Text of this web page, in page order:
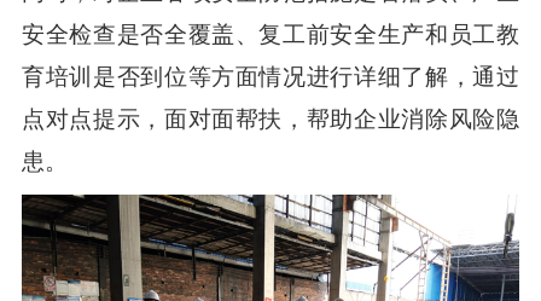
安全检查是否全覆盖、复工前安全生产和员工教
育培训是否到位等方面情况进行详细了解，通过
点对点提示，面对面帮扶，帮助企业消除风险隐
患。